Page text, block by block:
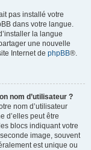
pas installé votre
dans votre langue.
la langue
une nouvelle
Internet de phpBB®.
nom d’utilisateur ?
nom d’utilisateur
d’elles peut être
blocs indiquant votre
image, souvent
est unique ou